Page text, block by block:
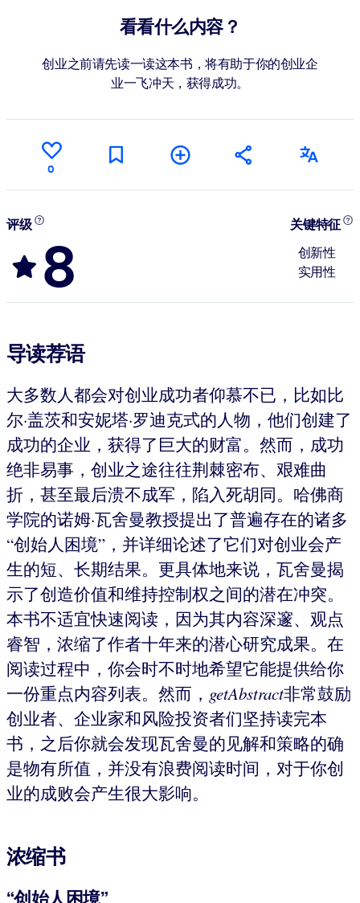
利用可靠、结构化的知识为您的人工智能系统提供动力，以改善输
看看什么内容？
创业之前请先读一读这本书，将有助于你的创业企
业一飞冲天，获得成功。
0
评级
8
关键特征
创新性
实用性
导读荐语
大多数人都会对创业成功者仰慕不已，比如比
尔·盖茨和安妮塔·罗迪克式的人物，他们创建了
成功的企业，获得了巨大的财富。然而，成功
绝非易事，创业之途往往荆棘密布、艰难曲
折，甚至最后溃不成军，陷入死胡同。哈佛商
学院的诺姆·瓦舍曼教授提出了普遍存在的诸多
“创始人困境”，并详细论述了它们对创业会产
生的短、长期结果。更具体地来说，瓦舍曼揭
示了创造价值和维持控制权之间的潜在冲突。
本书不适宜快速阅读，因为其内容深邃、观点
睿智，浓缩了作者十年来的潜心研究成果。在
阅读过程中，你会时不时地希望它能提供给你
一份重点内容列表。然而， getAbstract非常鼓励
创业者、企业家和风险投资者们坚持读完本
书，之后你就会发现瓦舍曼的见解和策略的确
是物有所值，并没有浪费阅读时间，对于你创
业的成败会产生很大影响。
浓缩书
“创始人困境”